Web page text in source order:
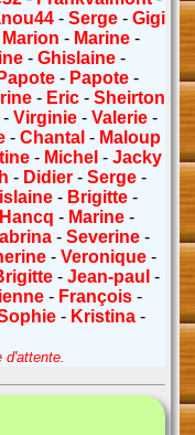
- Serge- Gigi
Marion - Marine-
-Ghislaine -
Papote - Papote -
- Eric- Sheirton
Virginie- Valerie-
-Chantal - Maloup
- Michel - Jacky
- Didier- Serge -
- Brigitte-
Hancq - Marine-
-Severine -
-Veronique -
- Jean-paul -
- François -
- Kristina-